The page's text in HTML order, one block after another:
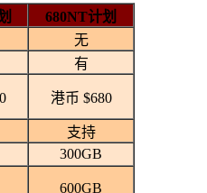
680NT计划
无
有
港币 $680
支持
300GB
600GB